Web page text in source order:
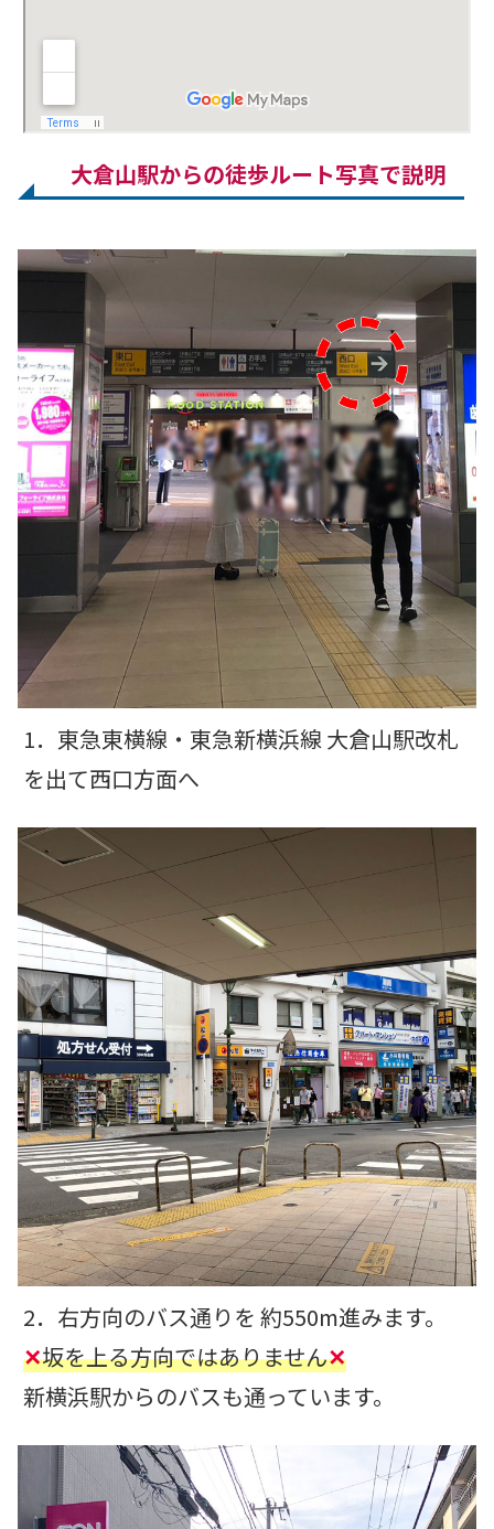
大倉山駅からの徒歩ルート写真で説明
1．東急東横線・東急新横浜線 大倉山駅改札
を出て西口方面へ
2．右方向のバス通りを 約550m進みます。
✕坂を上る方向ではありません✕
新横浜駅からのバスも通っています。